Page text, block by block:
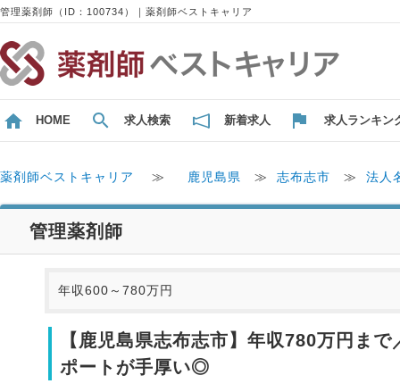
管理薬剤師（ID：100734）｜薬剤師ベストキャリア
HOME 求人検索 新着求人 求人ランキン
薬剤師ベストキャリア ≫ 鹿児島県 ≫ 志布志市 ≫ 法人
管理薬剤師
年収600～780万円
【鹿児島県志布志市】年収780万円ま
ポートが手厚い◎